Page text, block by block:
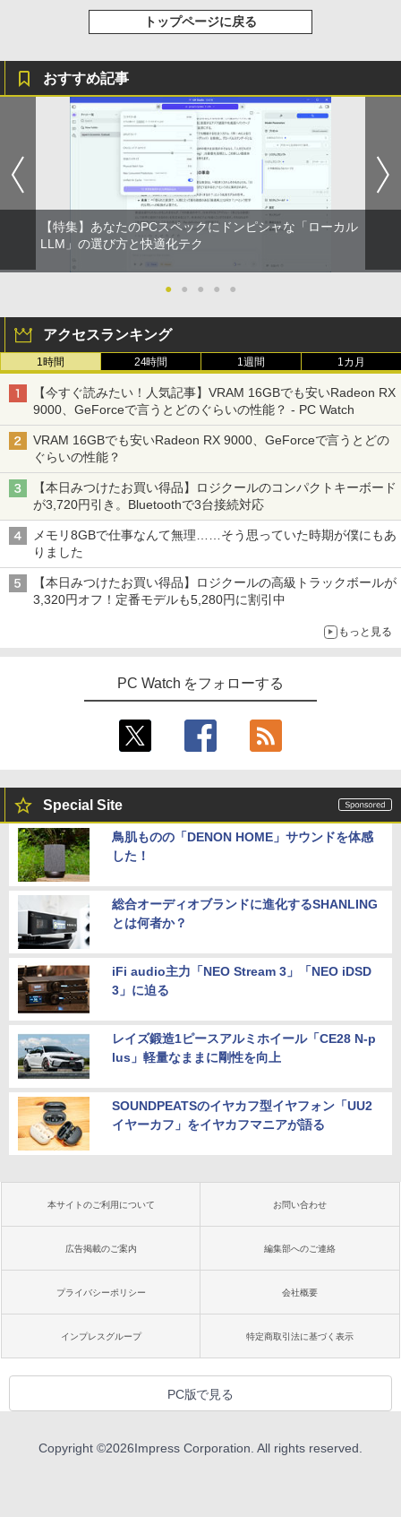
トップページに戻る
おすすめ記事
【特集】あなたのPCスペックにドンピシャな「ローカル
LLM」の選び方と快適化テク
● ● ● ● ●
アクセスランキング
1時間 24時間 1週間 1カ月
【今すぐ読みたい！人気記事】VRAM 16GBでも安いRadeon RX
9000、GeForceで言うとどのぐらいの性能？ - PC Watch
VRAM 16GBでも安いRadeon RX 9000、GeForceで言うとどの
ぐらいの性能？
【本日みつけたお買い得品】ロジクールのコンパクトキーボード
が3,720円引き。Bluetoothで3台接続対応
メモリ8GBで仕事なんて無理……そう思っていた時期が僕にもあ
りました
【本日みつけたお買い得品】ロジクールの高級トラックボールが
3,320円オフ！定番モデルも5,280円に割引中
もっと見る
PC Watch をフォローする
Special Site
鳥肌ものの「DENON HOME」サウンドを体感
した！
総合オーディオブランドに進化するSHANLING
とは何者か？
iFi audio主力「NEO Stream 3」「NEO iDSD
3」に迫る
レイズ鍛造1ピースアルミホイール「CE28 N-p
lus」軽量なままに剛性を向上
SOUNDPEATSのイヤカフ型イヤフォン「UU2
イヤーカフ」をイヤカフマニアが語る
本サイトのご利用について お問い合わせ
広告掲載のご案内 編集部へのご連絡
プライバシーポリシー 会社概要
インプレスグループ 特定商取引法に基づく表示
PC版で見る
Copyright ©2026Impress Corporation. All rights reserved.